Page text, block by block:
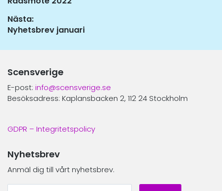
Nästa:
Nästa
Nyhetsbrev januari
Scensverige
E-post: info@scensverige.se
Besöksadress: Kaplansbacken 2, 112 24 Stockholm
GDPR – Integritetspolicy
Nyhetsbrev
Anmäl dig till vårt nyhetsbrev.